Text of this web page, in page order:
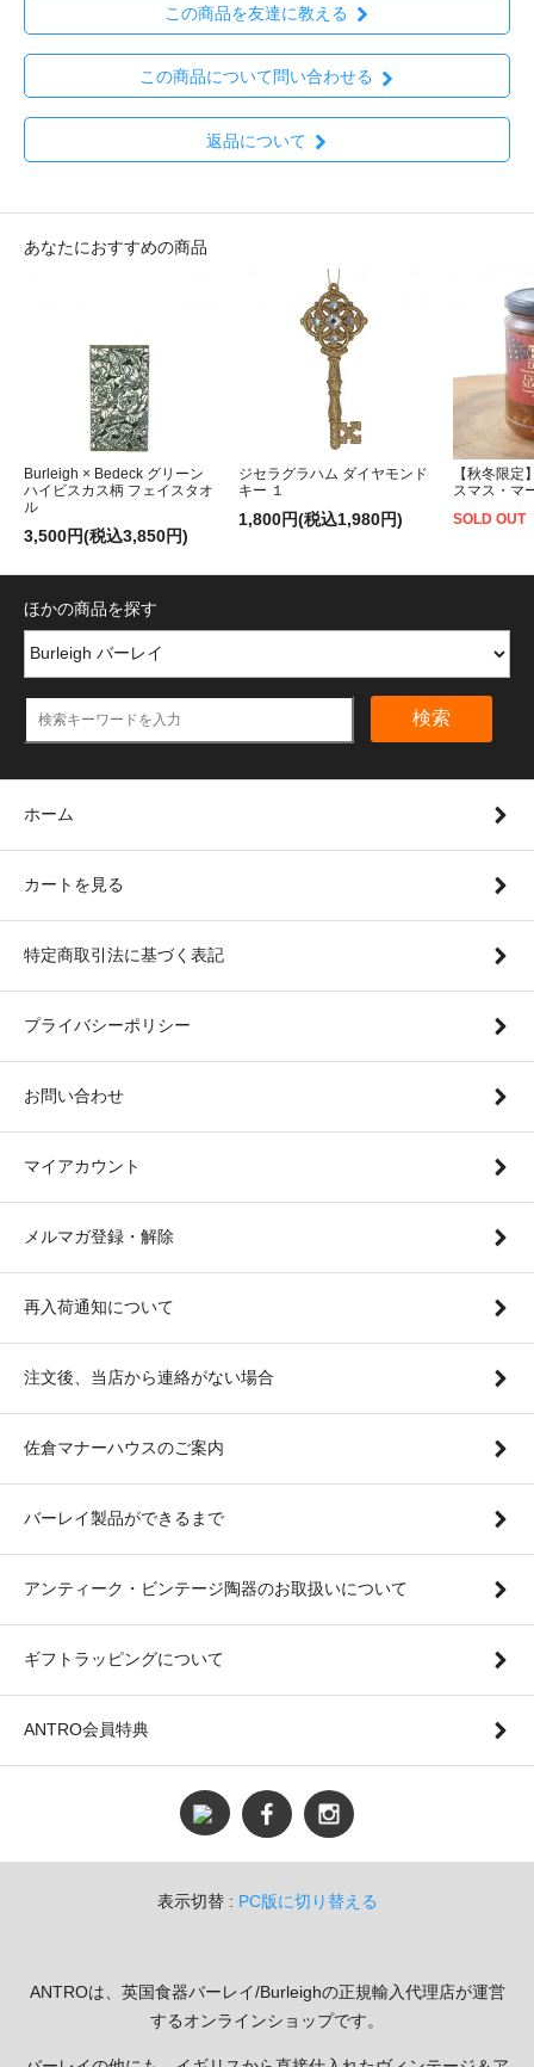
この商品を友達に教える
この商品について問い合わせる
返品について
あなたにおすすめの商品
Burleigh × Bedeck グリーン
ハイビスカス柄 フェイスタオ
ル
3,500円(税込3,850円)
ジセラグラハム ダイヤモンド
キー １
1,800円(税込1,980円)
【秋冬限定
スマス・マ
SOLD OUT
ほかの商品を探す
検索
ホーム
カートを見る
特定商取引法に基づく表記
プライバシーポリシー
お問い合わせ
マイアカウント
メルマガ登録・解除
再入荷通知について
注文後、当店から連絡がない場合
佐倉マナーハウスのご案内
バーレイ製品ができるまで
アンティーク・ビンテージ陶器のお取扱いについて
ギフトラッピングについて
ANTRO会員特典
表示切替 : PC版に切り替える
ANTROは、英国食器バーレイ/Burleighの正規輸入代理店が運営
するオンラインショップです。